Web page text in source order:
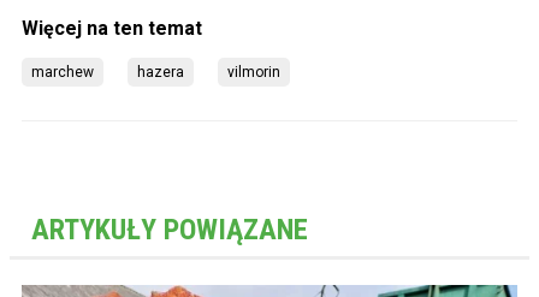
marchew hazera vilmorin
ARTYKUŁY POWIĄZANE